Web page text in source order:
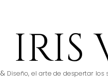
IRIS
& Diseño, el arte de despertar los